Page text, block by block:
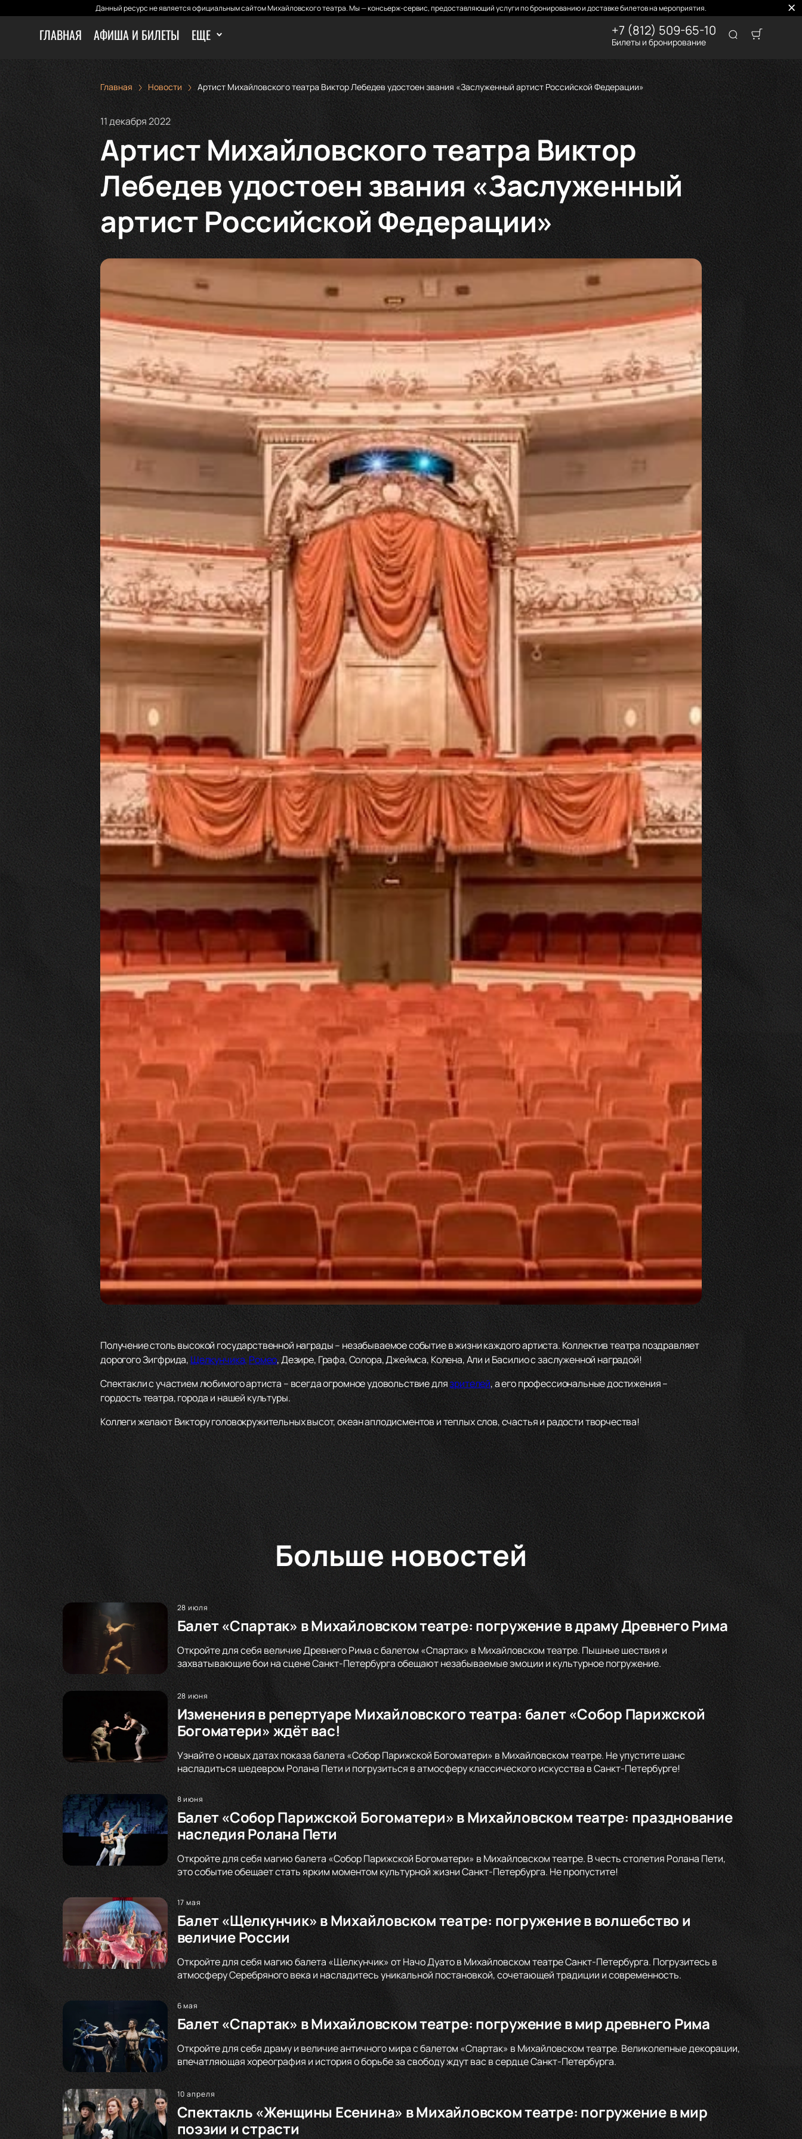
Данный ресурс не является официальным сайтом Михайловского театра. Мы — консьерж-сервис, предоставляющий услуги по бронированию и доставке билетов на мероприятия.
ГЛАВНАЯ АФИША И БИЛЕТЫ ЕЩЕ +7 (812) 509-65-10
Билеты и бронирование
Главная Новости Артист Михайловского театра Виктор Лебедев удостоен звания «Заслуженный артист Российской Федерации»
11 декабря 2022
Артист Михайловского театра Виктор
Лебедев удостоен звания «Заслуженный
артист Российской Федерации»
Получение столь высокой государственной награды – незабываемое событие в жизни каждого артиста. Коллектив театра поздравляет
дорогого Зигфрида, Щелкунчика, Ромео, Дезире, Графа, Солора, Джеймса, Колена, Али и Басилио с заслуженной наградой!
Спектакли с участием любимого артиста – всегда огромное удовольствие длязрителей, а его профессиональные достижения –
гордость театра, города и нашей культуры.
Коллеги желают Виктору головокружительных высот, океан аплодисментов и теплых слов, счастья и радости творчества!
Больше новостей
28 июля
Балет «Спартак» в Михайловском театре: погружение в драму Древнего Рима
Откройте для себя величие Древнего Рима с балетом «Спартак» в Михайловском театре. Пышные шествия и
захватывающие бои на сцене Санкт-Петербурга обещают незабываемые эмоции и культурное погружение.
28 июня
Изменения в репертуаре Михайловского театра: балет «Собор Парижской
Богоматери» ждёт вас!
Узнайте о новых датах показа балета «Собор Парижской Богоматери» в Михайловском театре. Не упустите шанс
насладиться шедевром Ролана Пети и погрузиться в атмосферу классического искусства в Санкт-Петербурге!
8 июня
Балет «Собор Парижской Богоматери» в Михайловском театре: празднование
наследия Ролана Пети
Откройте для себя магию балета «Собор Парижской Богоматери» в Михайловском театре. В честь столетия Ролана Пети,
это событие обещает стать ярким моментом культурной жизни Санкт-Петербурга. Не пропустите!
17 мая
Балет «Щелкунчик» в Михайловском театре: погружение в волшебство и
величие России
Откройте для себя магию балета «Щелкунчик» от Начо Дуато в Михайловском театре Санкт-Петербурга. Погрузитесь в
атмосферу Серебряного века и насладитесь уникальной постановкой, сочетающей традиции и современность.
6 мая
Балет «Спартак» в Михайловском театре: погружение в мир древнего Рима
Откройте для себя драму и величие античного мира с балетом «Спартак» в Михайловском театре. Великолепные декорации,
впечатляющая хореография и история о борьбе за свободу ждут вас в сердце Санкт-Петербурга.
10 апреля
Спектакль «Женщины Есенина» в Михайловском театре: погружение в мир
поэзии и страсти